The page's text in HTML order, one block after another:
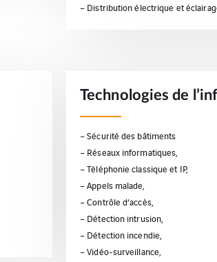
– Distribution électrique et
Technologies de
– Sécurité des bâtiments
– Réseaux informatiques,
– Téléphonie classique et IP,
– Appels malade,
– Contrôle d’accès,
– Détection intrusion,
– Détection incendie,
– Vidéo-surveillance,